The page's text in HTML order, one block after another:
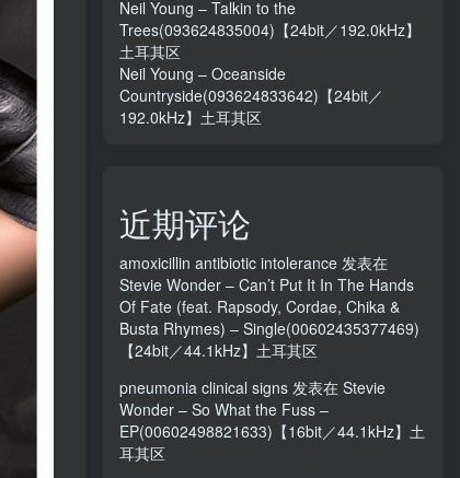
Neil Young – Talkin to the
Trees(093624835004)【24bit／192.0kHz】
土耳其区
Neil Young – Oceanside
Countryside(093624833642)【24bit／
192.0kHz】土耳其区
近期评论
amoxicillin antibiotic intolerance 发表在
Stevie Wonder – Can’t Put It In The Hands
Of Fate (feat. Rapsody, Cordae, Chika &
Busta Rhymes) – Single(00602435377469)
【24bit／44.1kHz】土耳其区
pneumonia clinical signs 发表在 Stevie
Wonder – So What the Fuss –
EP(00602498821633)【16bit／44.1kHz】土
耳其区